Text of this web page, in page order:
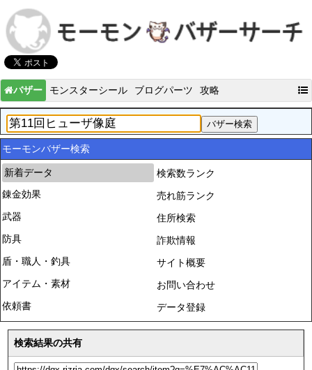
バザー モンスターシール ブログパーツ 攻略
モーモンバザー検索
新着データ
錬金効果
武器
防具
盾・職人・釣具
アイテム・素材
依頼書
検索数ランク
売れ筋ランク
住所検索
詐欺情報
サイト概要
お問い合わせ
データ登録
検索結果の共有